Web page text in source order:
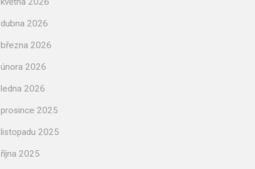
dubna 2026
března 2026
února 2026
ledna 2026
prosince 2025
listopadu 2025
října 2025